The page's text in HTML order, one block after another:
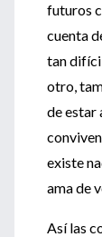
futuros
cuenta
tan
otro,
de estar
existe
ama de
Así las